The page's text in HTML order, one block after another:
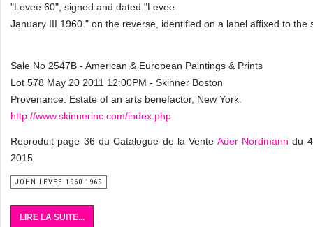
"Levee 60", signed and dated "Levee
January III 1960." on the reverse, identified on a label affixed to the
Sale No 2547B - American & European Paintings & Prints
Lot 578 May 20 2011 12:00PM - Skinner Boston
Provenance: Estate of an arts benefactor, New York.
http://www.skinnerinc.com/index.php
Reproduit page 36 du Catalogue de la Vente Ader Nordmann du
2015
JOHN LEVEE 1960-1969
LIRE LA SUITE...